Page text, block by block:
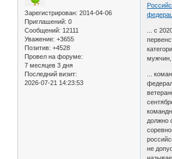
Зарегистрирован: 2014-04-06
Приглашений: 0
Сообщений: 12111
Уважение: +3655
Позитив: +4528
Провел на форуме:
7 месяцев 3 дня
Последний визит:
2026-07-21 14:23:53
... с
мужчин,
...
должно
не